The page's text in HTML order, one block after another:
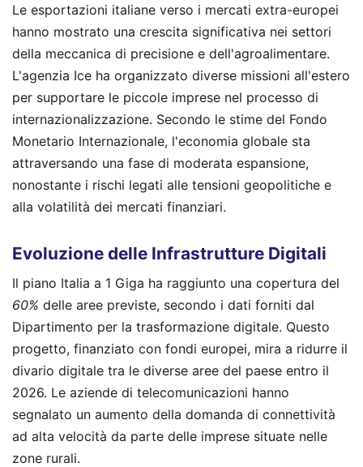
Le esportazioni italiane verso i mercati extra-europei
hanno mostrato una crescita significativa nei settori
della meccanica di precisione e dell'agroalimentare.
L'agenzia Ice ha organizzato diverse missioni all'estero
per supportare le piccole imprese nel processo di
internazionalizzazione. Secondo le stime del Fondo
Monetario Internazionale, l'economia globale sta
attraversando una fase di moderata espansione,
nonostante i rischi legati alle tensioni geopolitiche e
alla volatilità dei mercati finanziari.
Evoluzione delle Infrastrutture Digitali
Il piano Italia a 1 Giga ha raggiunto una copertura del
60% delle aree previste, secondo i dati forniti dal
Dipartimento per la trasformazione digitale. Questo
progetto, finanziato con fondi europei, mira a ridurre il
divario digitale tra le diverse aree del paese entro il
2026. Le aziende di telecomunicazioni hanno
segnalato un aumento della domanda di connettività
ad alta velocità da parte delle imprese situate nelle
zone rurali.